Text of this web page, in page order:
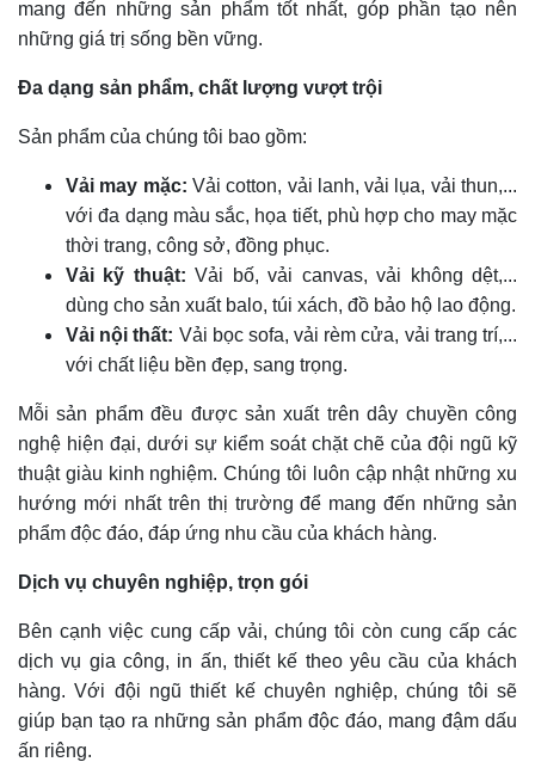
mang đến những sản phẩm tốt nhất, góp phần tạo nên
những giá trị sống bền vững.
Đa dạng sản phẩm, chất lượng vượt trội
Sản phẩm của chúng tôi bao gồm:
Vải may mặc: Vải cotton, vải lanh, vải lụa, vải thun,...
với đa dạng màu sắc, họa tiết, phù hợp cho may mặc
thời trang, công sở, đồng phục.
Vải kỹ thuật: Vải bố, vải canvas, vải không dệt,...
dùng cho sản xuất balo, túi xách, đồ bảo hộ lao động.
Vải nội thất: Vải bọc sofa, vải rèm cửa, vải trang trí,...
với chất liệu bền đẹp, sang trọng.
Mỗi sản phẩm đều được sản xuất trên dây chuyền công
nghệ hiện đại, dưới sự kiểm soát chặt chẽ của đội ngũ kỹ
thuật giàu kinh nghiệm. Chúng tôi luôn cập nhật những xu
hướng mới nhất trên thị trường để mang đến những sản
phẩm độc đáo, đáp ứng nhu cầu của khách hàng.
Dịch vụ chuyên nghiệp, trọn gói
Bên cạnh việc cung cấp vải, chúng tôi còn cung cấp các
dịch vụ gia công, in ấn, thiết kế theo yêu cầu của khách
hàng. Với đội ngũ thiết kế chuyên nghiệp, chúng tôi sẽ
giúp bạn tạo ra những sản phẩm độc đáo, mang đậm dấu
ấn riêng.